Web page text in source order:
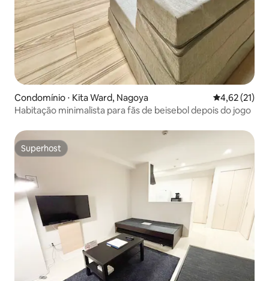
Condomínio ⋅ Kita Ward, Nagoya 4,62 de uma
4,62 (21)
Habitação minimalista para fãs de beisebol depois do jogo
Superhost
Superhost